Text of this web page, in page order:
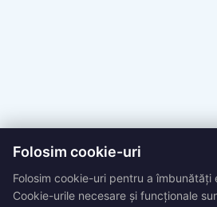
Folosim cookie-uri
Folosim cookie-uri pentru a
Cookie-urile necesare și funcționale